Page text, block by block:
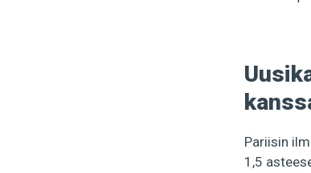
Pariisin
1,5